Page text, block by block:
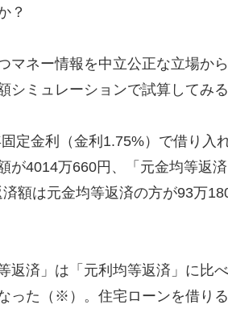
？
ネー情報を中立公正な立場か
シミュレーションで試算してみ
定金利（金利1.75%）で借り入
が4014万660円、「元金均等返
額は元金均等返済の方が93万
返済」は「元利均等返済」に比
った（※）。住宅ローンを借り